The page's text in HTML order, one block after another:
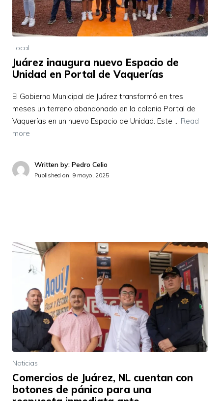
Local
Juárez inaugura nuevo Espacio de
Unidad en Portal de Vaquerías
El Gobierno Municipal de Juárez transformó en tres
meses un terreno abandonado en la colonia Portal de
Vaquerías en un nuevo Espacio de Unidad. Este … Read
more
Written by: Pedro Celio
Published on: 9 mayo, 2025
Noticias
Comercios de Juárez, NL cuentan con
botones de pánico para una